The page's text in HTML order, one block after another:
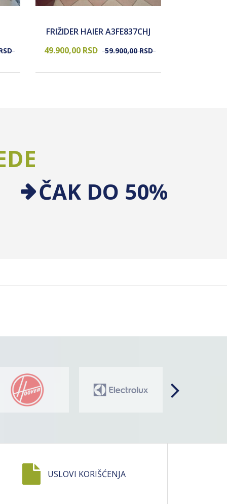
FRIŽIDER HAIER A3FE837CHJ
49.900,00 RSD 59.900,00 RSD
ČAK DO 50%
USLOVI KORIŠĆENJA